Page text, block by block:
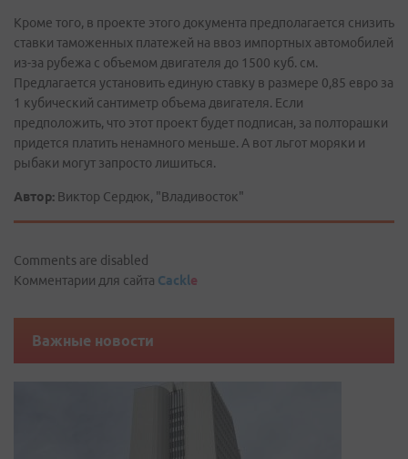
Кроме того, в проекте этого документа предполагается снизить
ставки таможенных платежей на ввоз импортных автомобилей
из-за рубежа с объемом двигателя до 1500 куб. см.
Предлагается установить единую ставку в размере 0,85 евро за
1 кубический сантиметр объема двигателя. Если
предположить, что этот проект будет подписан, за полторашки
придется платить ненамного меньше. А вот льгот моряки и
рыбаки могут запросто лишиться.
Автор: Виктор Сердюк, "Владивосток"
Comments are disabled
Комментарии для сайта Cackle
Важные новости